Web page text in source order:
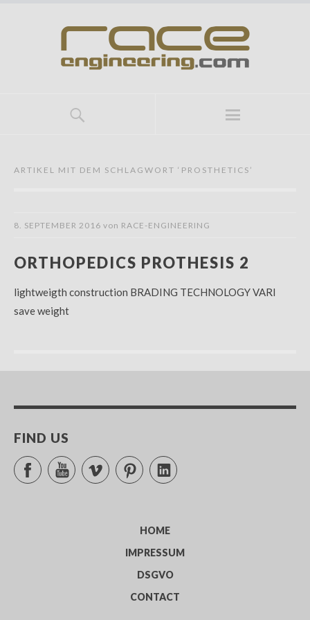
ARTIKEL MIT DEM SCHLAGWORT ‘ PROSTHETICS ’
8. SEPTEMBER 2016 von RACE-ENGINEERING
ORTHOPEDICS PROTHESIS 2
lightweigth construction BRADING TECHNOLOGY VARI
save weight
FIND US
FacebookYouTubeVimeo PinterestLinkedIn
HOME
IMPRESSUM
DSGVO
CONTACT